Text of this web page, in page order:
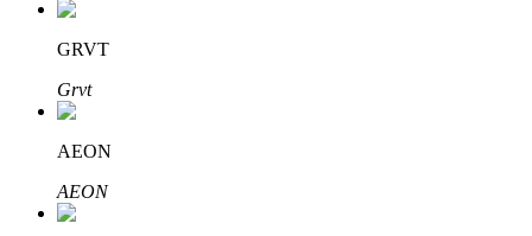
Đối tác Bitrue
GRVT
Grvt
AEON
AEON